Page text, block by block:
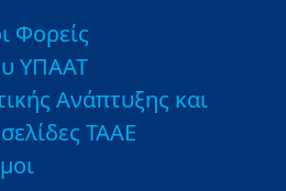
Φορείς
ΥΠΑΑΤ
Ανάπτυξης και
ΤΑΑΕ